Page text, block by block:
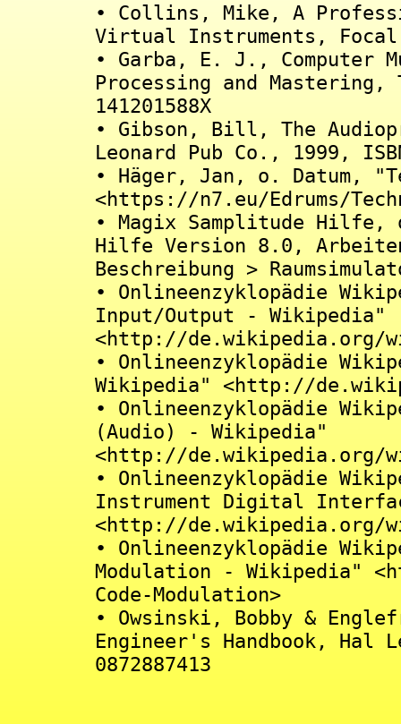
• Collins, Mike, A
Virtual Instruments, Focal
• Garba, E. J., Computer
Processing and
141201588X
• Gibson, Bill, The
Leonard Pub Co., 1999,
• Häger, Jan, o. Datum,
<https://n7.eu/Edrums/
• Magix Samplitude Hilfe,
Hilfe Version 8.0,
Beschreibung >
• Onlineenzyklopädie
Input/Output - Wikipedia"
<http://de.wikipedia.org/
• Onlineenzyklopädie
Wikipedia" <http://
• Onlineenzyklopädie
(Audio) - Wikipedia"
<http://de.wikipedia.org/
• Onlineenzyklopädie
Instrument Digital
<http://de.wikipedia.org/
• Onlineenzyklopädie
Modulation - Wikipedia"
Code-Modulation>
• Owsinski, Bobby &
Engineer's Handbook, Hal
0872887413